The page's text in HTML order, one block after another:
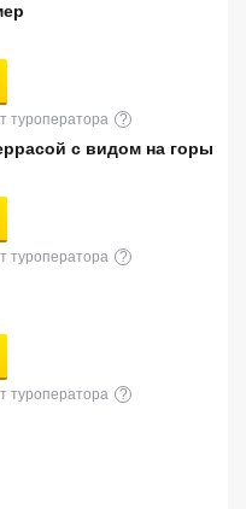
туроператора ?
с видом на горы
туроператора ?
туроператора ?